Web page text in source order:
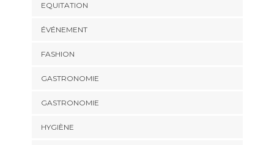
EQUITATION
ÉVÉNEMENT
FASHION
GASTRONOMIE
GASTRONOMIE
HYGIÈNE